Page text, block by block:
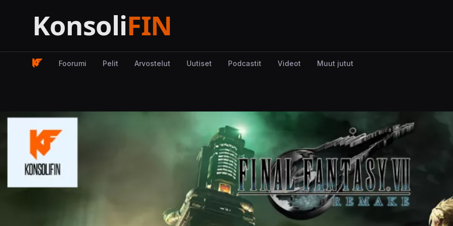
Foorumi Pelit Arvostelut Uutiset Podcastit Videot Muut jutut
Kuva